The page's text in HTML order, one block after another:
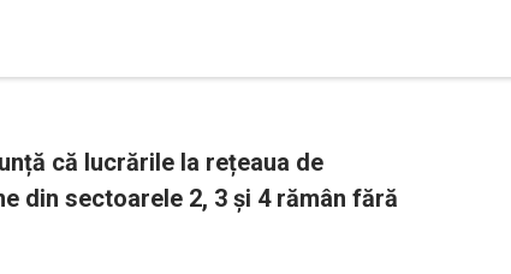
că lucrările la rețeaua de
din sectoarele 2, 3 și 4 rămân fără